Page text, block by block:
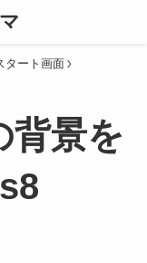
タート画面
背景を